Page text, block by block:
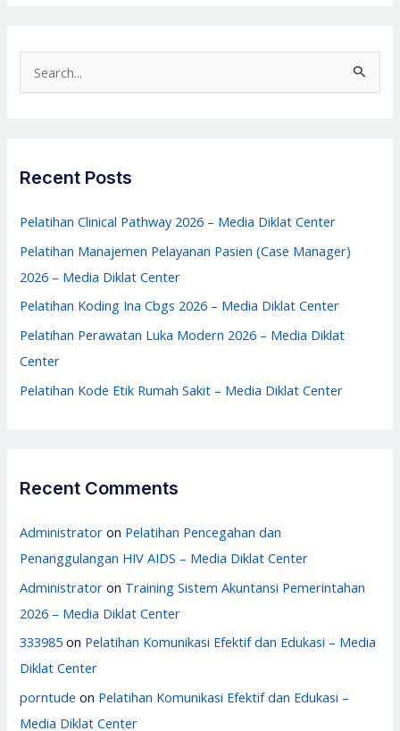
e
f
o
r
Recent Posts
Pelatihan Clinical Pathway 2026 – Media Diklat Center
Pelatihan Manajemen Pelayanan Pasien (Case Manager)
2026 – Media Diklat Center
Pelatihan Koding Ina Cbgs 2026 – Media Diklat Center
Pelatihan Perawatan Luka Modern 2026 – Media Diklat
Center
Pelatihan Kode Etik Rumah Sakit – Media Diklat Center
Recent Comments
Administrator on Pelatihan Pencegahan dan
Penanggulangan HIV AIDS – Media Diklat Center
Administrator on Training Sistem Akuntansi Pemerintahan
2026 – Media Diklat Center
333985 on Pelatihan Komunikasi Efektif dan Edukasi – Media
Diklat Center
porntude on Pelatihan Komunikasi Efektif dan Edukasi –
Media Diklat Center